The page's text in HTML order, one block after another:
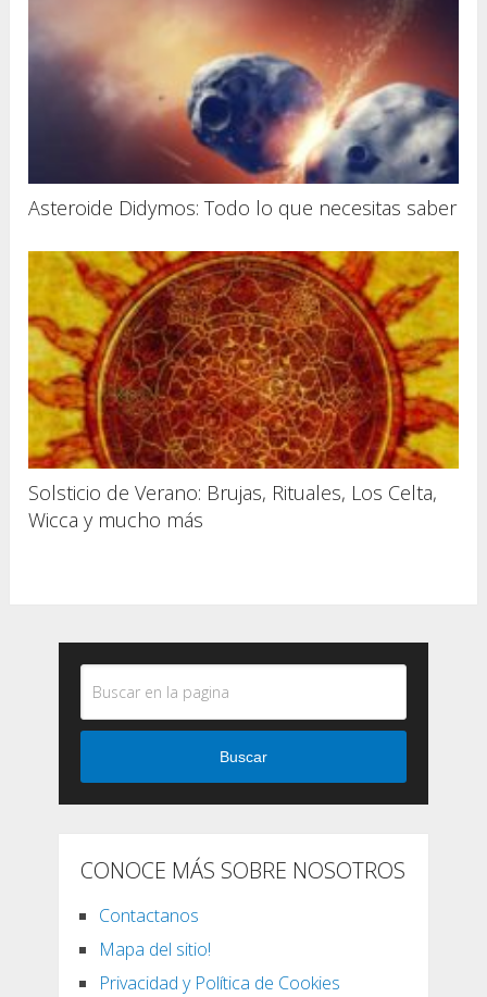
Asteroide Didymos: Todo lo que necesitas saber
Solsticio de Verano: Brujas, Rituales, Los Celta,
Wicca y mucho más
Buscar
CONOCE MÁS SOBRE NOSOTROS
Contactanos
Mapa del sitio!
Privacidad y Política de Cookies